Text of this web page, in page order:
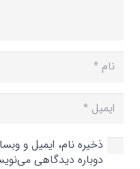
ذخیره نام، ایمیل و
دوباره دیدگاهی